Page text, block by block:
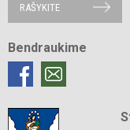
RAŠYKITE
Bendraukime